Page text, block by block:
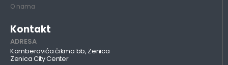
O nama
Kontakt
ADRESA
Kamberovića čikma bb, Zenica
Zenica City Center